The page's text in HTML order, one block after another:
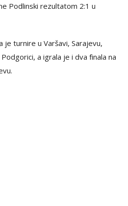
Podlinski rezultatom 2:1 u
je turnire u Varšavi, Sarajevu,
a igrala je i dva finala na